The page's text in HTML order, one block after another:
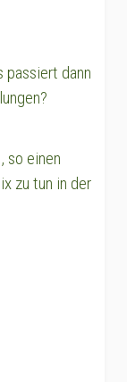
passiert dann
so einen
zu tun in der